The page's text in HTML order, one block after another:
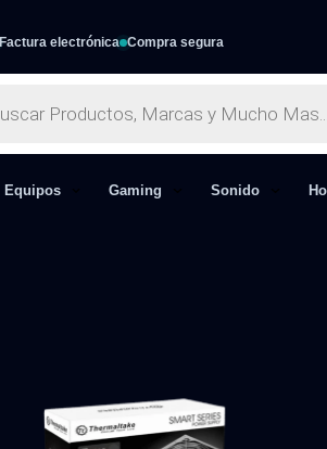
Factura electrónica Compra segura
Equipos Gaming Sonido